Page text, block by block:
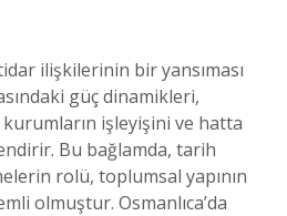
ilişkilerinin bir yansıması
güç dinamikleri,
işleyişini ve hatta
Bu bağlamda, tarih
rolü, toplumsal yapının
olmuştur. Osmanlıca’da